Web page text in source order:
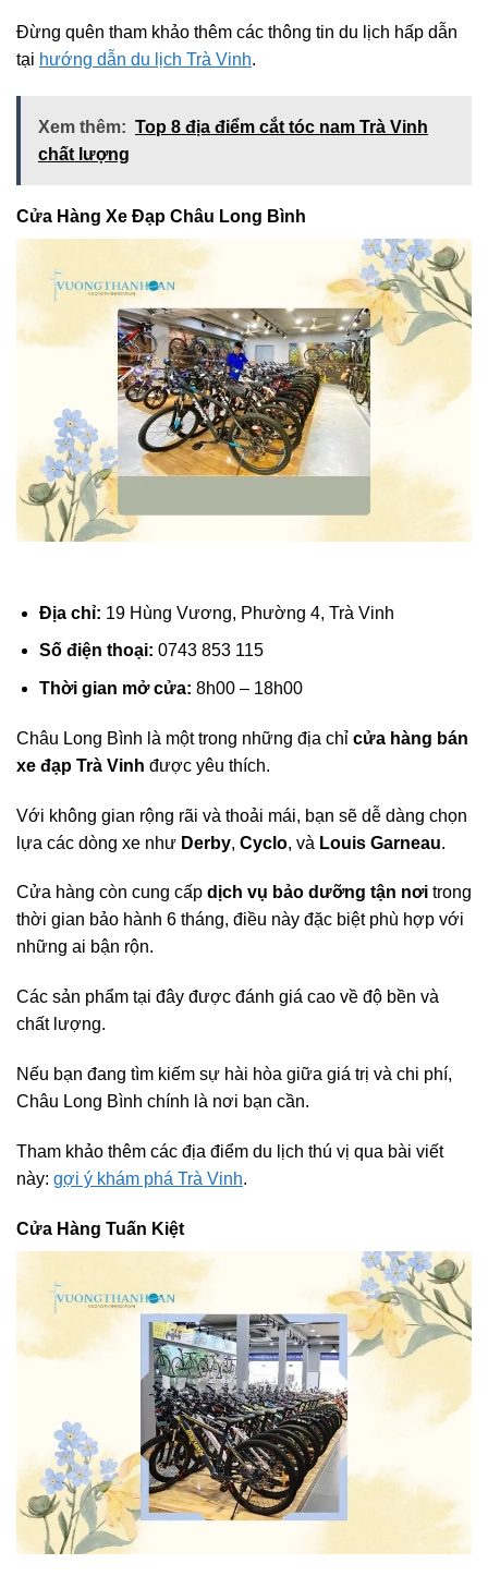
Đừng quên tham khảo thêm các thông tin du lịch hấp dẫn
tại hướng dẫn du lịch Trà Vinh.
Xem thêm: Top 8 địa điểm cắt tóc nam Trà Vinh
chất lượng
Cửa Hàng Xe Đạp Châu Long Bình
Địa chỉ: 19 Hùng Vương, Phường 4, Trà Vinh
Số điện thoại: 0743 853 115
Thời gian mở cửa: 8h00 – 18h00
Châu Long Bình là một trong những địa chỉ cửa hàng bán
xe đạp Trà Vinh được yêu thích.
Với không gian rộng rãi và thoải mái, bạn sẽ dễ dàng chọn
lựa các dòng xe như Derby, Cyclo, và Louis Garneau.
Cửa hàng còn cung cấp dịch vụ bảo dưỡng tận nơi trong
thời gian bảo hành 6 tháng, điều này đặc biệt phù hợp với
những ai bận rộn.
Các sản phẩm tại đây được đánh giá cao về độ bền và
chất lượng.
Nếu bạn đang tìm kiếm sự hài hòa giữa giá trị và chi phí,
Châu Long Bình chính là nơi bạn cần.
Tham khảo thêm các địa điểm du lịch thú vị qua bài viết
này: gợi ý khám phá Trà Vinh.
Cửa Hàng Tuấn Kiệt